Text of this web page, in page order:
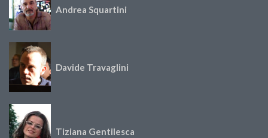
Andrea Squartini
Davide Travaglini
Tiziana Gentilesca